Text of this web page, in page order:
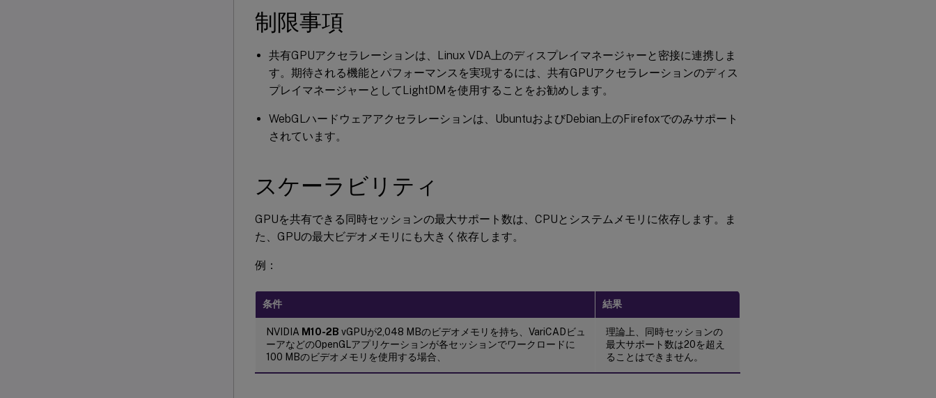
制限事項
共有GPUアクセラレーションは、Linux VDA上のディスプレイマネージャーと密接に連携しま
す。期待される機能とパフォーマンスを実現するには、共有GPUアクセラレーションのディス
プレイマネージャーとしてLightDMを使用することをお勧めします。
WebGLハードウェアアクセラレーションは、UbuntuおよびDebian上のFirefoxでのみサポート
されています。
スケーラビリティ
GPUを共有できる同時セッションの最大サポート数は、CPUとシステムメモリに依存します。ま
た、GPUの最大ビデオメモリにも大きく依存します。
例：
条件 結果
NVIDIA M10-2B vGPUが2,048 MBのビデオメモリを持ち、VariCADビュ
ーアなどのOpenGLアプリケーションが各セッションでワークロードに
100 MBのビデオメモリを使用する場合、
理論上、同時セッションの
最大サポート数は20を超え
ることはできません。